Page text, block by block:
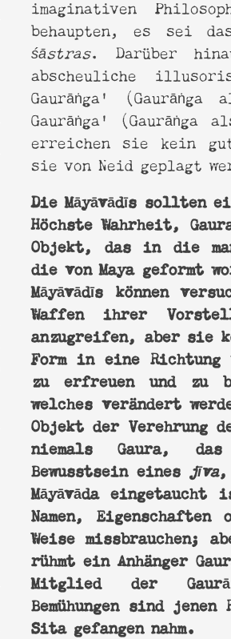
imaginativen
behaupten, es sei
śāstras. Darüber
abscheuliche
Gaurāṅga'
Gaurāṅga' (Gaurāṅga
erreichen sie kein
sie von Neid geplagt
Die Māyāvādīs sollten
Höchste Wahrheit,
Objekt, das in die
die von Maya geformt
Māyāvādīs können
Waffen ihrer
anzugreifen, aber sie
Form in eine
zu erfreuen und zu
welches verändert
Objekt der Verehrung
niemals Gaura,
Bewusstsein eines jīva,
Māyāvāda
Namen,
Weise missbrauchen;
rühmt ein Anhänger
Mitglied der
Bemühungen sind
Sita gefangen nahm.